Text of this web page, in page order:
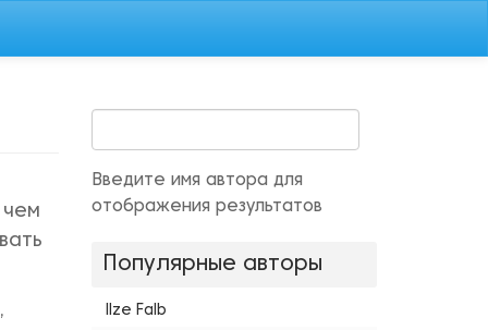
чем
Введите имя автора для
отображения результатов
Популярные авторы
Ilze Falb